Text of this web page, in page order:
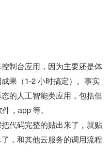
制台应用，因为主要还是体
果（1-2 小时搞定）。事实
的人工智能类应用，包括但
，app 等。
代码完整的贴出来了，就贴
，和其他云服务的调用流程